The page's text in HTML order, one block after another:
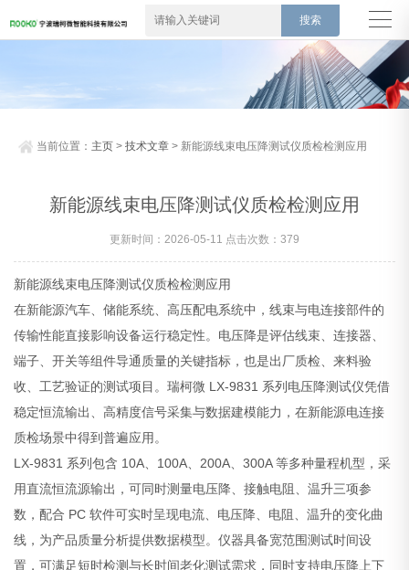
当前位置： 主页 >技术文章 > 新能源线束电压降测试仪质检检测应用
新能源线束电压降测试仪质检检测应用
更新时间：2026-05-11 点击次数：379
新能源线束电压降测试仪质检检测应用
在新能源汽车、储能系统、高压配电系统中，线束与电连接部件的
传输性能直接影响设备运行稳定性。电压降是评估线束、连接器、
端子、开关等组件导通质量的关键指标，也是出厂质检、来料验
收、工艺验证的测试项目。瑞柯微 LX-9831 系列电压降测试仪凭借
稳定恒流输出、高精度信号采集与数据建模能力，在新能源电连接
质检场景中得到普遍应用。
LX-9831 系列包含 10A、100A、200A、300A 等多种量程机型，采
用直流恒流源输出，可同时测量电压降、接触电阻、温升三项参
数，配合 PC 软件可实时呈现电流、电压降、电阻、温升的变化曲
线，为产品质量分析提供数据模型。仪器具备宽范围测试时间设
置，可满足短时检测与长时间老化测试需求，同时支持电压降上下